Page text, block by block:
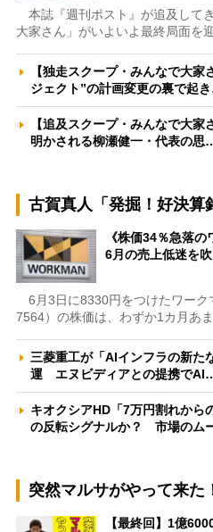
本誌『週刊ポスト』が追及して
大家さん」がいよいよ最終局面を
【独走スクープ・みんなで大
ジェクト”の計画変更の裏で起
【追及スクープ・みんなで大
明かされる柳瀬健一・代表の思
古賀真人「発掘！好決算
《株価34％急落
6月の売上低迷を
6月3日に8330円をつけたワーク
7564）の株価は、わずか1カ月あ
三菱重工が「AIインフラの新た
運 エヌビディアとの提携で
キオクシアHD「7万円割れから
の反転シグナルか？ 市場のム
突然マルサがやって来た
【最終回】1億